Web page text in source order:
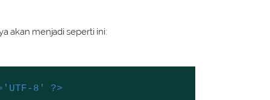
akan menjadi seperti ini:
8' ?>